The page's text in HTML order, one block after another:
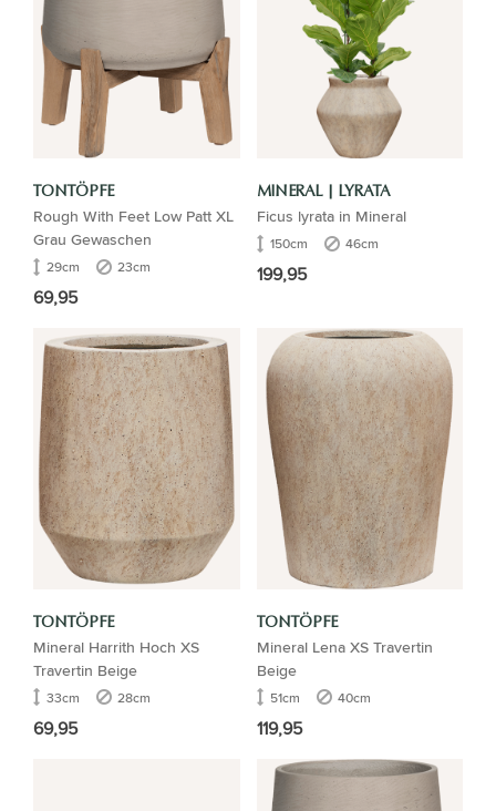
TONTÖPFE
Rough With Feet Low Patt XL
Grau Gewaschen
29cm 23cm
69,95
MINERAL | LYRATA
Ficus lyrata in Mineral
150cm 46cm
199,95
TONTÖPFE
Mineral Harrith Hoch XS
Travertin Beige
33cm 28cm
69,95
TONTÖPFE
Mineral Lena XS Travertin
Beige
51cm 40cm
119,95